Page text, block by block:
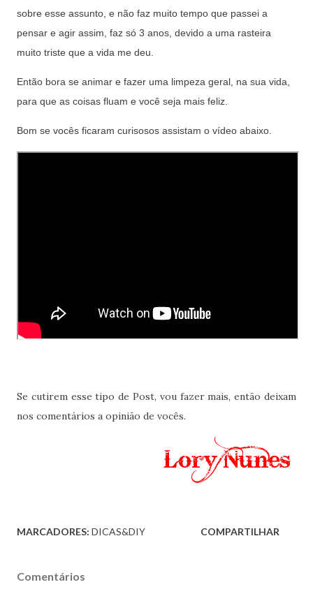
sobre esse assunto, e não faz muito tempo que passei a
pensar e agir assim, faz só 3 anos, devido a uma rasteira
muito triste que a vida me deu.
Então bora se animar e fazer uma limpeza geral, na sua vida,
para que as coisas fluam e você seja mais feliz.
Bom se vocês ficaram curisosos assistam o vídeo abaixo.
Se cutirem esse tipo de Post, vou fazer mais, então deixam
nos comentários a opinião de vocês.
MARCADORES: DICAS&DIY COMPARTILHAR
Comentários